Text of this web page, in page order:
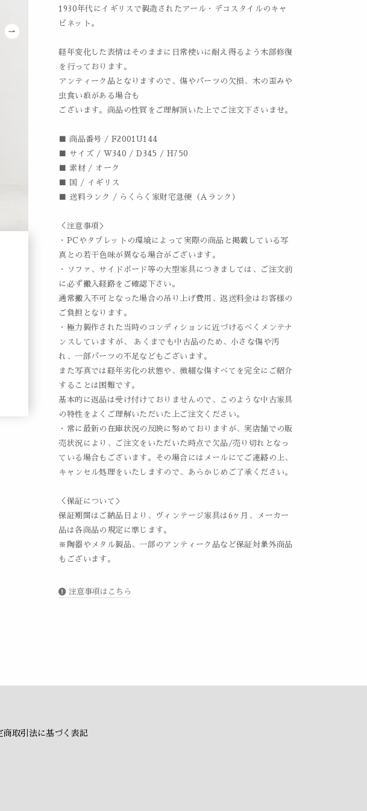
1930年代にイギリスで製造されたアール・デコスタイルのキャ
ビネット。
経年変化した表情はそのままに日常使いに耐え得るよう木部修復
を行っております。
アンティーク品となりますので、傷やパーツの欠損、木の歪みや
虫食い痕がある場合も
ございます。商品の性質をご理解頂いた上でご注文下さいませ。
■ 商品番号 / F2001U144
■ サイズ / W340 / D345 / H750
■ 素材 / オーク
■ 国 / イギリス
■ 送料ランク / らくらく家財宅急便（Aランク）
＜注意事項＞
・PCやタブレットの環境によって実際の商品と掲載している写
真との若干色味が異なる場合がございます。
・ソファ、サイドボード等の大型家具につきましては、ご注文前
に必ず搬入経路をご確認下さい。
通常搬入不可となった場合の吊り上げ費用、返送料金はお客様の
ご負担となります。
・極力製作された当時のコンディションに近づけるべくメンテナ
ンスしていますが、 あくまでも中古品のため、小さな傷や汚
れ、一部パーツの不足などもございます。
また写真では経年劣化の状態や、微細な傷すべてを完全にご紹介
することは困難です。
基本的に返品は受け付けておりませんので、このような中古家具
の特性をよくご理解いただいた上ご注文ください。
・常に最新の在庫状況の反映に努めておりますが、実店舗での販
売状況により、ご注文をいただいた時点で欠品/売り切れとなっ
ている場合もございます。その場合にはメールにてご連絡の上、
キャンセル処理をいたしますので、あらかじめご了承ください。
＜保証について＞
保証期間はご納品日より、ヴィンテージ家具は6ヶ月、メーカー
品は各商品の規定に準じます。
※陶器やメタル製品、一部のアンティーク品など保証対象外商品
もございます。
注意事項はこちら
商取引法に基づく表記